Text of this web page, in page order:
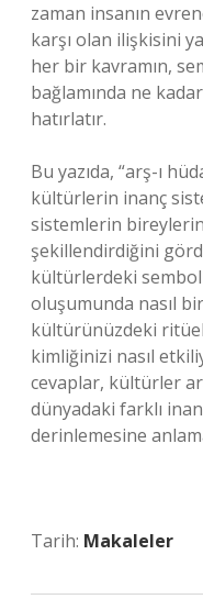
zaman insanın
karşı olan ilişkisini
her bir kavramın,
bağlamında ne
hatırlatır.
Bu yazıda, “arş-ı
kültürlerin inanç
sistemlerin
şekillendirdiğini
kültürlerdeki
oluşumunda nasıl
kültürünüzdeki
kimliğinizi nasıl
cevaplar, kültürler
dünyadaki farklı
derinlemesine
Tarih: Makaleler